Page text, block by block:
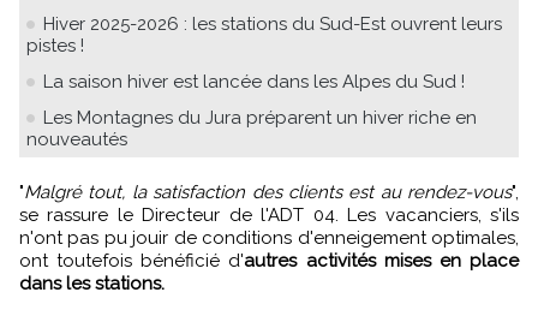
Hiver 2025-2026 : les stations du Sud-Est ouvrent leurs
pistes !
La saison hiver est lancée dans les Alpes du Sud !
Les Montagnes du Jura préparent un hiver riche en
nouveautés
" Malgré tout, la satisfaction des clients est au rendez-vous",
se rassure le Directeur de l'ADT 04. Les vacanciers, s'ils
n'ont pas pu jouir de conditions d'enneigement optimales,
ont toutefois bénéficié d'autres activités mises en place
dans les stations.